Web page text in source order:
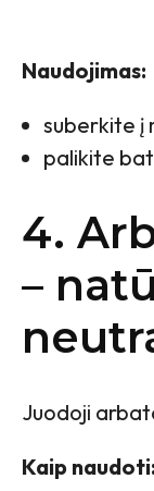
Naudojimas:
suberkite į
palikite
4.
–
Juodoji
Kaip naudoti: